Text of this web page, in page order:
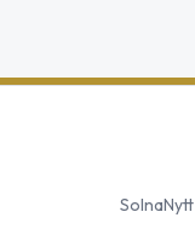
SolnaNytt